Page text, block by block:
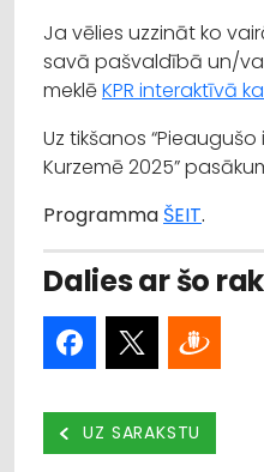
Ja vēlies uzzināt ko
savā pašvaldībā un/
meklēKPR interaktīvā
Uz tikšanos
Kurzemē 2025”
Programma ŠEIT.
Dalies ar šo
UZ SARAKSTU